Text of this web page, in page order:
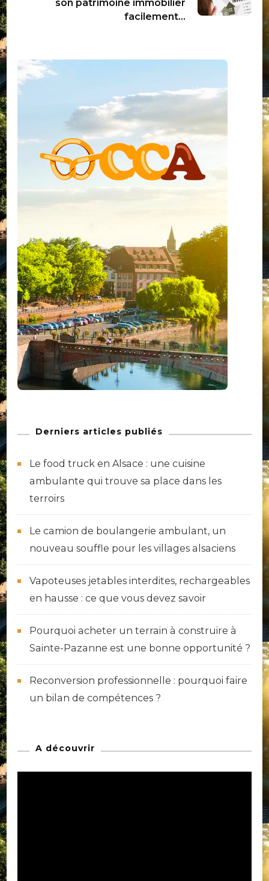
son patrimoine immobilier
facilement…
Derniers articles publiés
Le food truck en Alsace : une cuisine
ambulante qui trouve sa place dans les
terroirs
Le camion de boulangerie ambulant, un
nouveau souffle pour les villages alsaciens
Vapoteuses jetables interdites, rechargeables
en hausse : ce que vous devez savoir
Pourquoi acheter un terrain à construire à
Sainte-Pazanne est une bonne opportunité ?
Reconversion professionnelle : pourquoi faire
un bilan de compétences ?
A découvrir